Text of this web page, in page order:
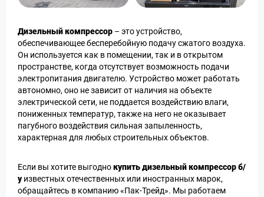
Дизельный компрессор – это устройство,
обеспечивающее бесперебойную подачу сжатого воздуха.
Он используется как в помещении, так и в открытом
пространстве, когда отсутствует возможность подачи
электропитания двигателю. Устройство может работать
автономно, оно не зависит от наличия на объекте
электрической сети, не поддается воздействию влаги,
пониженных температур, также на него не оказывает
пагубного воздействия сильная запыленность,
характерная для любых строительных объектов.
Если вы хотите выгоднокупить дизельный компрессор б/
уизвестных отечественных или иностранных марок,
обращайтесь в компанию «Пак-Трейд». Мы работаем